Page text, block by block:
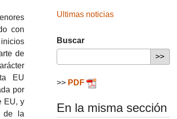
con
de
EU
por
EU, y
de la
Ultimas noticias
Buscar
>> PDF
En la misma sección